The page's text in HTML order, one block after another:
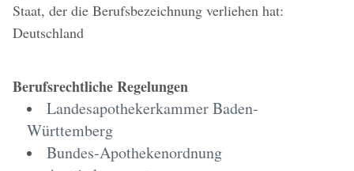
Staat, der die Berufsbezeichnung verliehen hat:
Deutschland
Berufsrechtliche Regelungen
Landesapothekerkammer Baden-
Württemberg
Bundes-Apothekenordnung